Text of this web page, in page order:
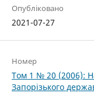
Опубліковано
2021-07-27
Номер
Том 1 № 20 (2006):
Запорізького